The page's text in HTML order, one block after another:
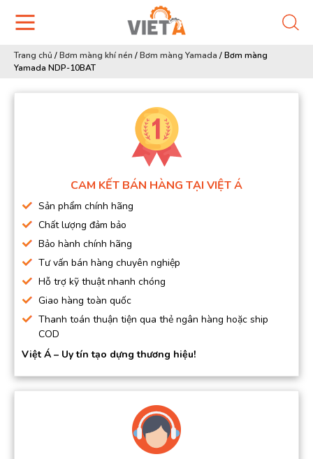
Trang chủ /Bơm màng khí nén /Bơm màng Yamada /Bơm màng
Yamada NDP-10BAT
CAM KẾT BÁN HÀNG TẠI VIỆT Á
Sản phẩm chính hãng
Chất lượng đảm bảo
Bảo hành chính hãng
Tư vấn bán hàng chuyên nghiệp
Hỗ trợ kỹ thuật nhanh chóng
Giao hàng toàn quốc
Thanh toán thuận tiện qua thẻ ngân hàng hoặc ship
COD
Việt Á – Uy tín tạo dựng thương hiệu!